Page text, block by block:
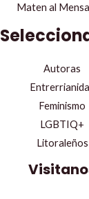
Maten al
Autoras
Feminismo
LGBTIQ+
Litoraleños